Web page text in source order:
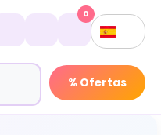
% Ofertas
0